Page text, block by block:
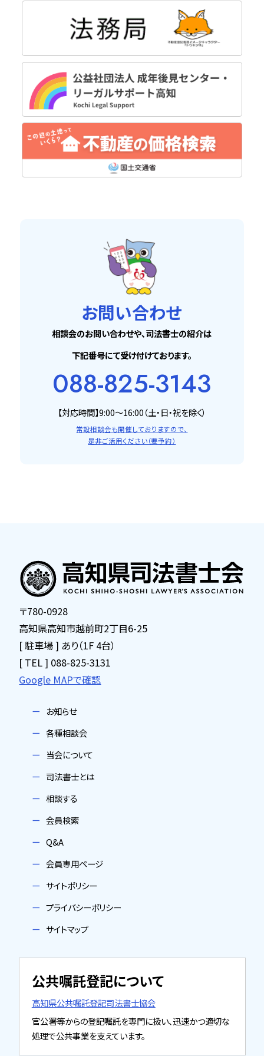
お問い合わせ
相談会のお問い合わせや、司法書士の紹介は
下記番号にて受け付けております。
088-825-3143
【対応時間】9:00〜16:00（土・日・祝を除く）
常設相談会も開催しておりますので、
是非ご活用ください（要予約）
〒780-0928
高知県高知市越前町2丁目6-25
[ 駐車場 ] あり（1F 4台）
[ TEL ] 088-825-3131
Google MAPで確認
お知らせ
各種相談会
当会について
司法書士とは
相談する
会員検索
Q&A
会員専用ページ
サイトポリシー
プライバシーポリシー
サイトマップ
公共嘱託登記について
高知県公共嘱託登記司法書士協会
官公署等からの登記嘱託を専門に扱い、迅速かつ適切な
処理で公共事業を支えています。